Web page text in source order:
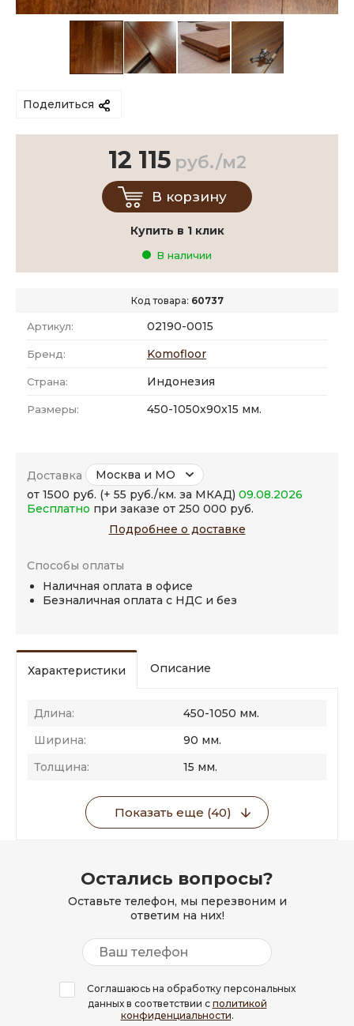
Поделиться
Код товара: 60737
Артикул: 02190-0015
Бренд: Komofloor
Страна: Индонезия
Размеры: 450-1050x90x15 мм.
12 115 руб./м2
В корзину
Купить в 1 клик
В наличии
Доставка
Москва и МО
от 1500 руб. (+ 55 руб./км. за МКАД) 09.08.2026
Бесплатно при заказе от 250 000 руб.
Подробнее о доставке
Способы оплаты
Наличная оплата в офисе
Безналичная оплата с НДС и без
Характеристики Описание
Длина:
450-1050 мм.
Ширина:
90 мм.
Толщина:
15 мм.
Показать еще (40)
Остались вопросы?
Оставьте телефон, мы перезвоним и
ответим на них!
Соглашаюсь на обработку персональных
данных в соответствии с политикой
конфиденциальности.